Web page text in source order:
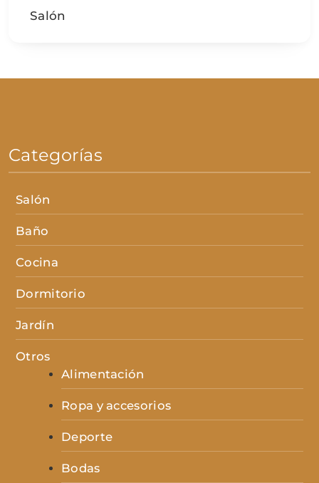
Salón
Categorías
Salón
Baño
Cocina
Dormitorio
Jardín
Otros
Alimentación
Ropa y accesorios
Deporte
Bodas